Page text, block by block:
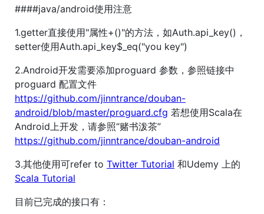
####java/android使用注意
1.getter直接使用"属性+()"的方法，如Auth.api_key()，
setter使用Auth.api_key$_eq("you key")
2.Android开发需要添加proguard 参数，参照链接中
proguard 配置文件
https://github.com/jinntrance/douban-
android/blob/master/proguard.cfg 若想使用Scala在
Android上开发，请参照“赌书泼茶”
https://github.com/jinntrance/douban-android
3.其他使用可refer to Twitter Tutorial 和Udemy 上的
Scala Tutorial
目前已完成的接口有：